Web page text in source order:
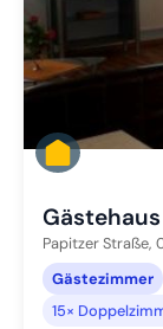
Papitzer Straße,
Gästezimmer
15×